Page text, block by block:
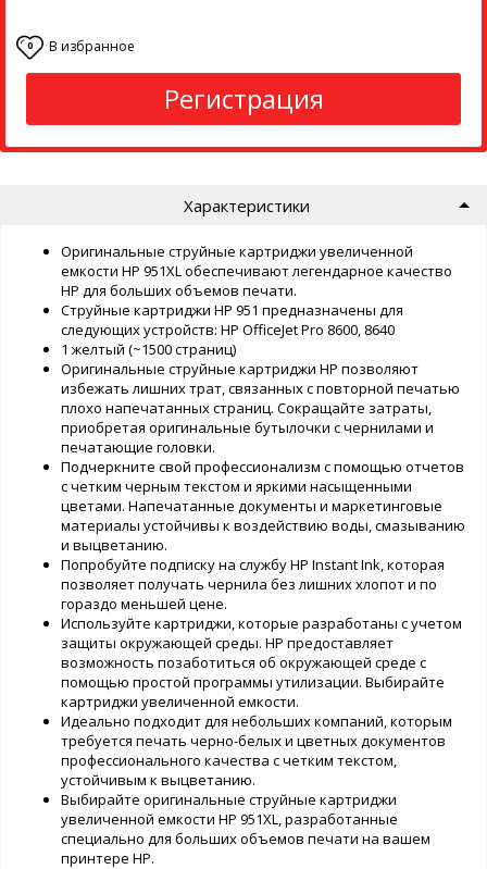
0 В избранное
Регистрация
Характеристики
Оригинальные струйные картриджи увеличенной
емкости HP 951XL обеспечивают легендарное качество
HP для больших объемов печати.
Струйные картриджи HP 951 предназначены для
следующих устройств: HP OfficeJet Pro 8600, 8640
1 желтый (~1500 страниц)
Oригинальные струйные картриджи HP позволяют
избежать лишних трат, связанных с повторной печатью
плохо напечатанных страниц. Сокращайте затраты,
приобретая оригинальные бутылочки с чернилами и
печатающие головки.
Подчеркните свой профессионализм с помощью отчетов
с четким черным текстом и яркими насыщенными
цветами. Напечатанные документы и маркетинговые
материалы устойчивы к воздействию воды, смазыванию
и выцветанию.
Попробуйте подписку на службу HP Instant Ink, которая
позволяет получать чернила без лишних хлопот и по
гораздо меньшей цене.
Используйте картриджи, которые разработаны с учетом
защиты окружающей среды. HP предоставляет
возможность позаботиться об окружающей среде с
помощью простой программы утилизации. Выбирайте
картриджи увеличенной емкости.
Идеально подходит для небольших компаний, которым
требуется печать черно-белых и цветных документов
профессионального качества с четким текстом,
устойчивым к выцветанию.
Выбирайте оригинальные струйные картриджи
увеличенной емкости HP 951XL, разработанные
специально для больших объемов печати на вашем
принтере HP.